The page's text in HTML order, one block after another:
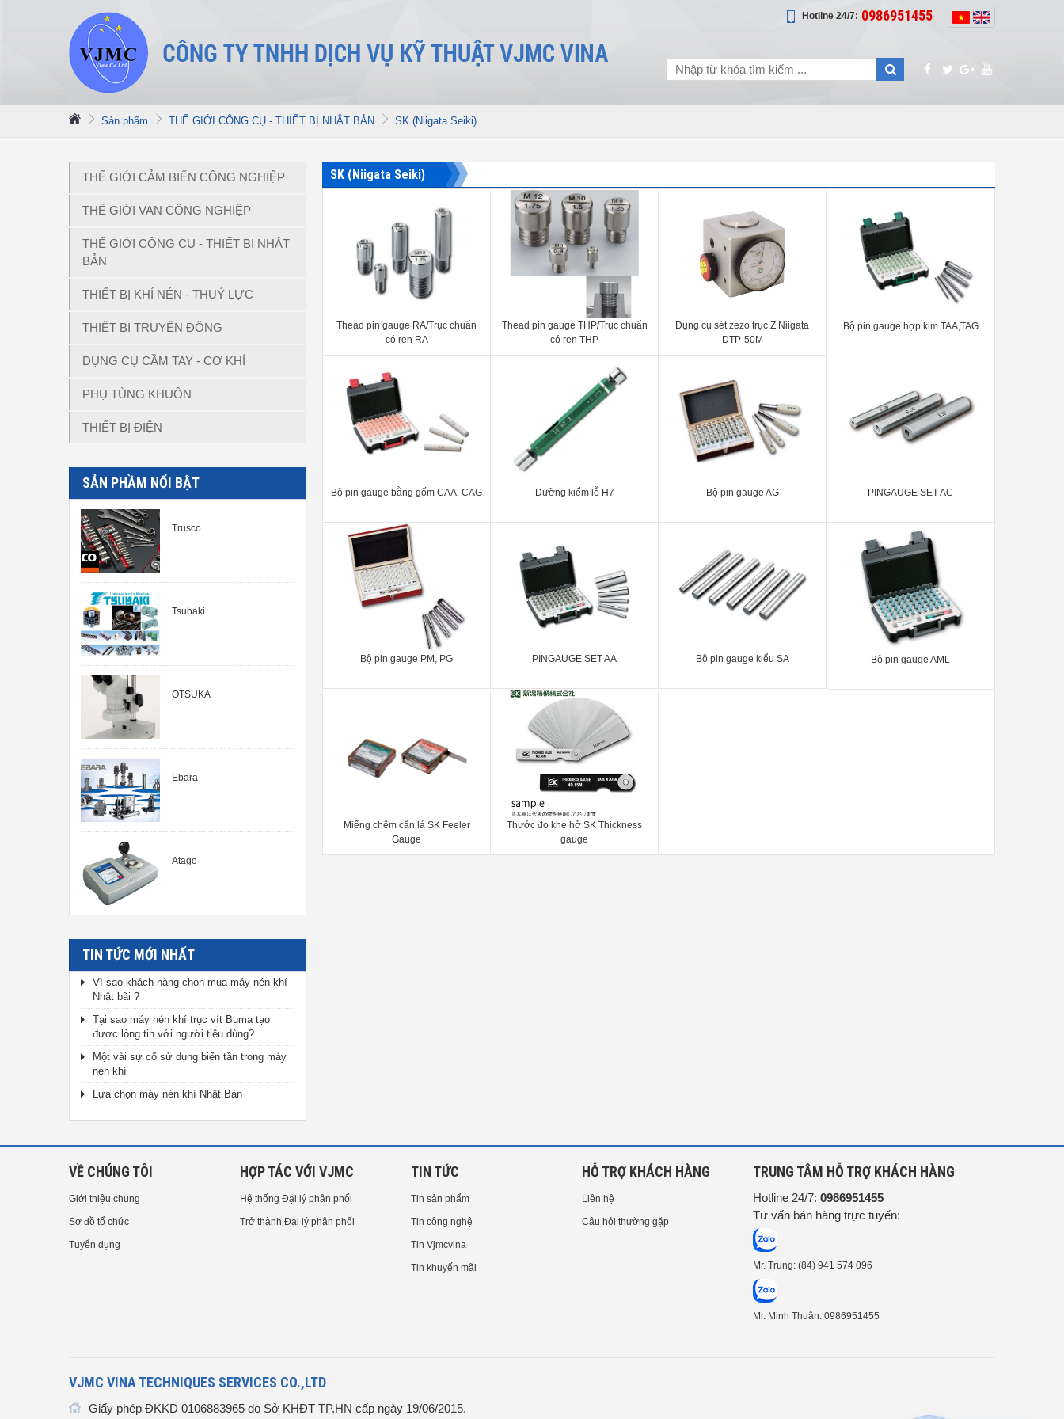
Hotline 24/7: 0986951455
Sản phẩm THẾ GIỚI CÔNG CỤ - THIẾT BỊ NHẬT BẢN SK (Niigata Seiki)
THẾ GIỚI CẢM BIẾN CÔNG NGHIỆP
THẾ GIỚI VAN CÔNG NGHIỆP
THẾ GIỚI CÔNG CỤ - THIẾT BỊ NHẬT
BẢN
THIẾT BỊ KHÍ NÉN - THUỶ LỰC
THIẾT BỊ TRUYỀN ĐỘNG
DỤNG CỤ CẦM TAY - CƠ KHÍ
PHỤ TÙNG KHUÔN
THIẾT BỊ ĐIỆN
SẢN PHẦM NỔI BẬT
Trusco
Tsubaki
OTSUKA
Ebara
Atago
TIN TỨC MỚI NHẤT
Vì sao khách hàng chọn mua máy nén khí
Nhật bãi ?
Tại sao máy nén khí trục vít Buma tạo
được lòng tin với người tiêu dùng?
Một vài sự cố sử dụng biến tần trong máy
nén khí
Lựa chọn máy nén khí Nhật Bản
SK (Niigata Seiki)
Thead pin gauge RA/Trục chuẩn
có ren RA
Thead pin gauge THP/Trục chuẩn
có ren THP
Dụng cụ sét zezo trục Z Niigata
DTP-50M
Bộ pin gauge hợp kim TAA,TAG
Bộ pin gauge bằng gốm CAA, CAG Dưỡng kiểm lỗ H7 Bộ pin gauge AG PINGAUGE SET AC
Bộ pin gauge PM, PG PINGAUGE SET AA Bộ pin gauge kiểu SA Bộ pin gauge AML
Miếng chêm căn lá SK Feeler
Gauge
Thước đo khe hở SK Thickness
gauge
VỀ CHÚNG TÔI
Giới thiệu chung
Sơ đồ tổ chức
Tuyển dụng
HỢP TÁC VỚI VJMC
Hệ thống Đại lý phân phối
Trở thành Đại lý phân phối
TIN TỨC
Tin sản phẩm
Tin công nghệ
Tin Vjmcvina
Tin khuyến mãi
HỖ TRỢ KHÁCH HÀNG
Liên hệ
Câu hỏi thường gặp
TRUNG TÂM HỖ TRỢ KHÁCH HÀNG
Hotline 24/7: 0986951455
Tư vấn bán hàng trực tuyến:
Mr. Trung: (84) 941 574 096
Mr. Minh Thuận: 0986951455
VJMC VINA TECHNIQUES SERVICES CO.,LTD
Giấy phép ĐKKD 0106883965 do Sở KHĐT TP.HN cấp ngày 19/06/2015.